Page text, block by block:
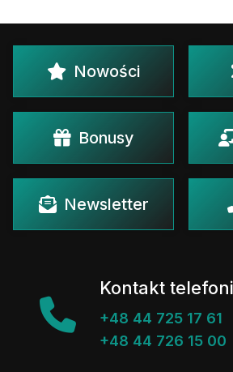
Nowości
Bonusy
Newsletter
Kontakt
+48 44 725 17 61
+48 44 726 15 00